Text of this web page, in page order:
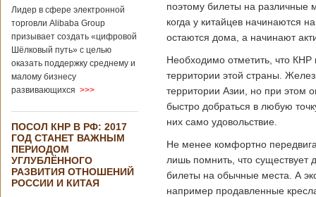
импорта из Китая
Подробнее...
Опубликовано
21/02/2019 - 22:30
Китай и Россия
собираются
разрабатывать
тяжелый
вертолет
В ближайшее
время между
Китаем и Россией
планируется
Лидер в сфере электронной
торговли Alibaba Group
призывает создать «цифровой
Шёлковый путь» с целью
оказать поддержку среднему и
малому бизнесу
развивающихся >>>
ПОСОЛ КНР В РФ: 2017
ГОД СТАНЕТ ВАЖНЫМ
ПЕРИОДОМ
УГЛУБЛЁННОГО
РАЗВИТИЯ ОТНОШЕНИЙ
РОССИИ И КИТАЯ
поэтому билеты на различные
когда у китайцев начинаются
остаются дома, а начинают
Необходимо отметить, что КНР
территории этой страны.
территории Азии, но при этом
быстро добраться в любую
них само удовольствие.
Не менее комфортно
лишь помнить, что
билеты на обычные места. А
например продавленные